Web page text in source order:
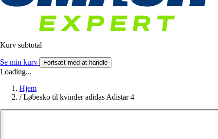
Kurv subtotal
Se min kurv Fortsæt med at handle
Loading...
Hjem
/ Løbesko til kvinder adidas Adistar 4